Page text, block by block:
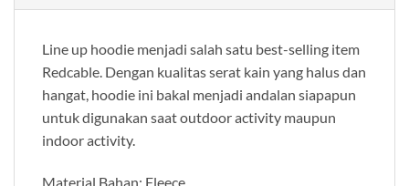
Line up hoodie menjadi salah satu best-selling item
Redcable. Dengan kualitas serat kain yang halus dan
hangat, hoodie ini bakal menjadi andalan siapapun
untuk digunakan saat outdoor activity maupun
indoor activity.
Material Bahan: Fleece